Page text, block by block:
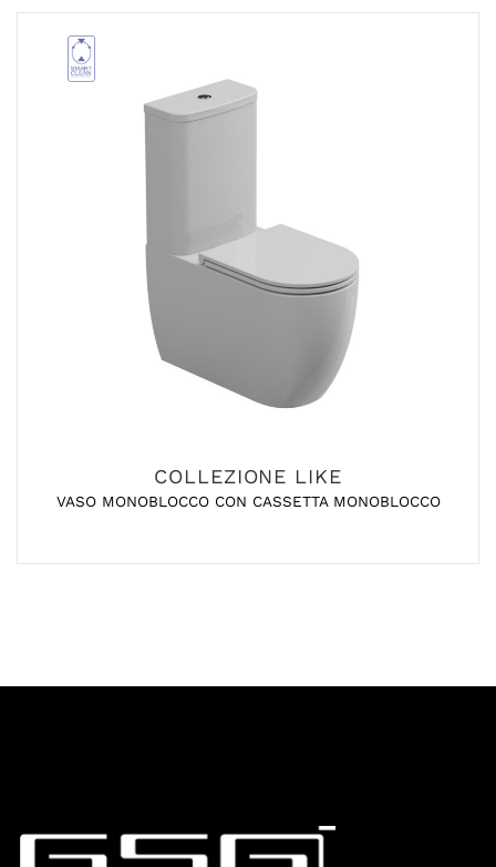
COLLEZIONE LIKE
VASO MONOBLOCCO CON CASSETTA MONOBLOCCO